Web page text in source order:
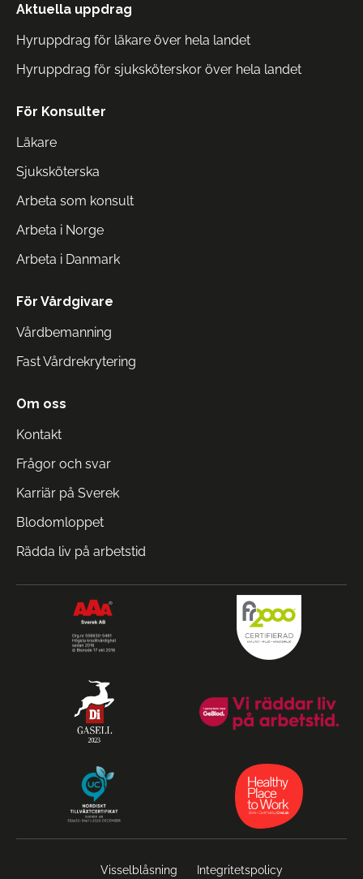
Aktuella uppdrag
Hyruppdrag för läkare över hela landet
Hyruppdrag för sjuksköterskor över hela landet
För Konsulter
Läkare
Sjuksköterska
Arbeta som konsult
Arbeta i Norge
Arbeta i Danmark
För Vårdgivare
Vårdbemanning
Fast Vårdrekrytering
Om oss
Kontakt
Frågor och svar
Karriär på Sverek
Blodomloppet
Rädda liv på arbetstid
Visselblåsning Integritetspolicy